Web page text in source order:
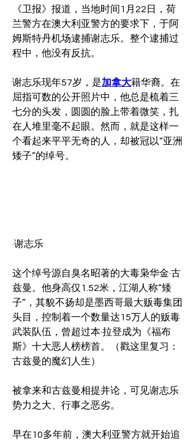
《卫报》报道，当地时间1月22日，荷
兰警方在澳大利亚警方的要求下，于阿
姆斯特丹机场逮捕谢志乐。整个逮捕过
程中，他没有反抗。
谢志乐现年57岁，是加拿大籍华裔。在
屈指可数的公开照片中，他总是梳着三
七分的头发，圆圆的脸上带着微笑，扎
在人堆里毫不起眼。然而，就是这样一
个看起来平平无奇的人，却被冠以“亚洲
矮子”的绰号。
·谢志乐
这个绰号源自臭名昭著的大毒枭华金·古
兹曼。他身高仅1.52米，江湖人称“矮
子”，其貌不扬却是墨西哥最大贩毒集团
头目，控制着一个数量达15万人的贩毒
武装队伍，曾超过本·拉登成为《福布
斯》十大恶人榜榜首。（戳这里复习：
古兹曼的魔幻人生）
被拿来和古兹曼相提并论，可见谢志乐
势力之大、行事之恶劣。
早在10多年前，澳大利亚警方就开始追